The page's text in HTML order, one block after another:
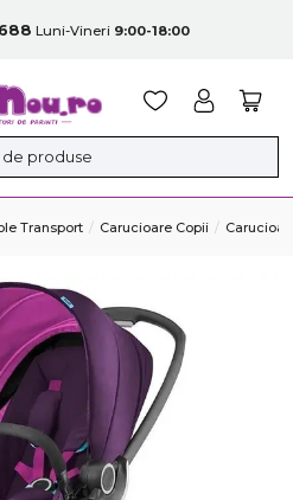
Luni-Vineri 9:00-18:00
Transport Carucioare Copii